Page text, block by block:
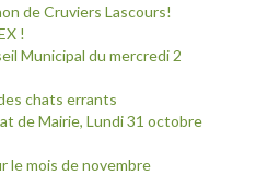
de Cruviers Lascours!
!
Municipal du mercredi 2
chats errants
de Mairie, Lundi 31 octobre
le mois de novembre